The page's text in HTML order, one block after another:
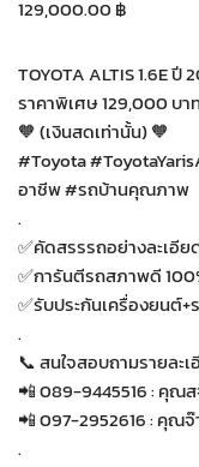
129,000.00 ฿
TOYOTA ALTIS 1.6E ปี
ราคาพิเศษ 129,000 บา
🧡 (เงินสดเท่านั้น) 🧡
#Toyota
อาชีพ #รถบ้านคุณภาพ
.
✅คัดสรรรถอย่างละเ
✅การันตีรถสภาพดี
✅รับประกันเครื่องยนต์+
.
📞 สนใจสอบถามรายละเ
📲 089-9445516 : คุณ
📲 097-2952616 : คุณ
.